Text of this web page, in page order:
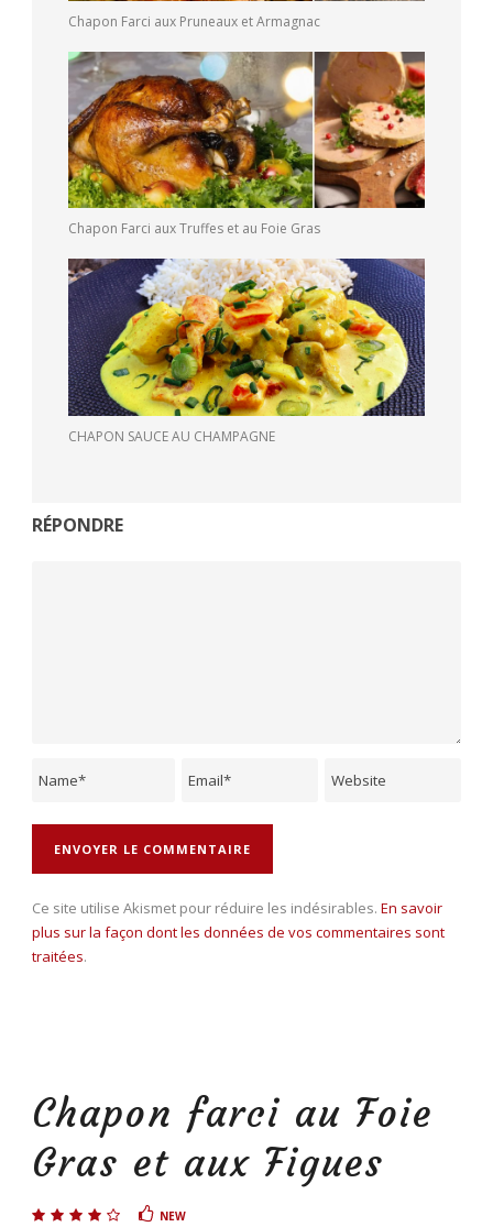
Chapon Farci aux Pruneaux et Armagnac
Chapon Farci aux Truffes et au Foie Gras
CHAPON SAUCE AU CHAMPAGNE
RÉPONDRE
Ce site utilise Akismet pour réduire les indésirables. En savoir
plus sur la façon dont les données de vos commentaires sont
traitées.
Chapon farci au Foie
Gras et aux Figues
NEW